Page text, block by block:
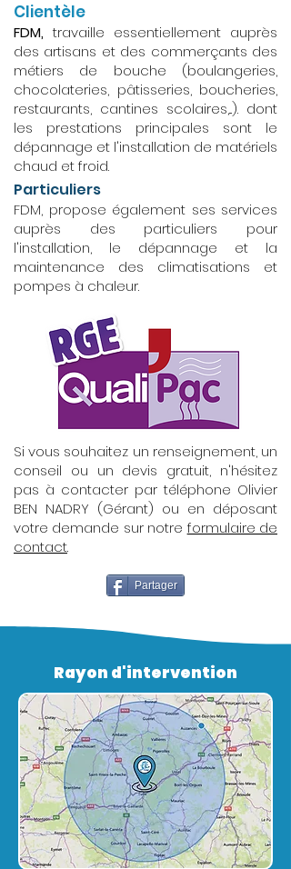
Clientèle
FDM, travaille essentiellement auprès
des artisans et des commerçants des
métiers de bouche (boulangeries,
chocolateries, pâtisseries, boucheries,
restaurants, cantines scolaires,...). dont
les prestations principales sont le
dépannage et l'installation de matériels
chaud et froid.
Particuliers
FDM, propose également ses services
auprès des particuliers pour
l'installation, le dépannage et la
maintenance des climatisations et
pompes à chaleur.
Si vous souhaitez un renseignement, un
conseil ou un devis gratuit, n'hésitez
pas à contacter par téléphone Olivier
BEN NADRY (Gérant) ou en déposant
votre demande sur notre formulaire de
contact.
Partager
Rayon d'intervention